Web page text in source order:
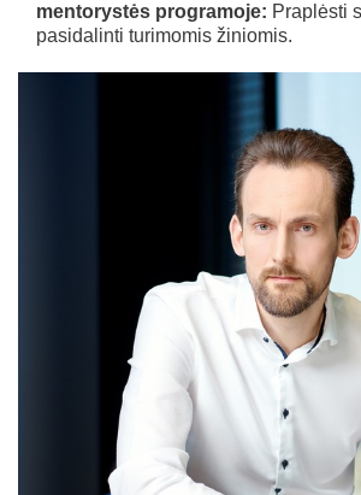
mentorystės programoje: Praplėsti
pasidalinti turimomis žiniomis.